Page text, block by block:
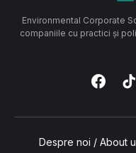
Environmental Corporate
companiile cu practici și
Despre noi / About